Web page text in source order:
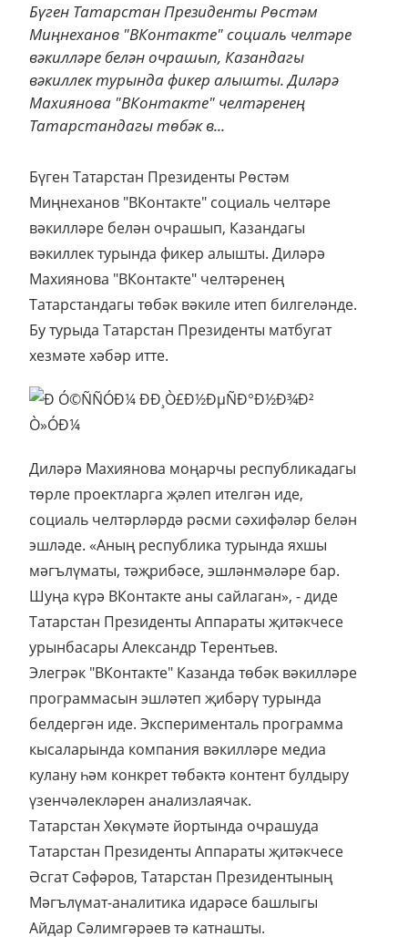
Бүген Татарстан Президенты Рөстәм
Миңнеханов "ВКонтакте" социаль челтәре
вәкилләре белән очрашып, Казандагы
вәкиллек турында фикер алышты. Диләрә
Махиянова "ВКонтакте" челтәренең
Татарстандагы төбәк в...
Бүген Татарстан Президенты Рөстәм
Миңнеханов "ВКонтакте" социаль челтәре
вәкилләре белән очрашып, Казандагы
вәкиллек турында фикер алышты. Диләрә
Махиянова "ВКонтакте" челтәренең
Татарстандагы төбәк вәкиле итеп билгеләнде.
Бу турыда Татарстан Президенты матбугат
хезмәте хәбәр итте.
Диләрә Махиянова моңарчы республикадагы
төрле проектларга җәлеп ителгән иде,
социаль челтәрләрдә рәсми сәхифәләр белән
эшләде. «Аның республика турында яхшы
мәгълүматы, тәҗрибәсе, эшләнмәләре бар.
Шуңа күрә ВКонтакте аны сайлаган», - диде
Татарстан Президенты Аппараты җитәкчесе
урынбасары Александр Терентьев.
Элегрәк "ВКонтакте" Казанда төбәк вәкилләре
программасын эшләтеп җибәрү турында
белдергән иде. Эксперименталь программа
кысаларында компания вәкилләре медиа
кулану һәм конкрет төбәктә контент булдыру
үзенчәлекләрен анализлаячак.
Татарстан Хөкүмәте йортында очрашуда
Татарстан Президенты Аппараты җитәкчесе
Әсгат Сәфәров, Татарстан Президентының
Мәгълүмат-аналитика идарәсе башлыгы
Айдар Сәлимгәрәев тә катнашты.